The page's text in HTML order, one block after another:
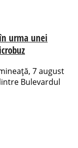
urma unei
7 august
Bulevardul